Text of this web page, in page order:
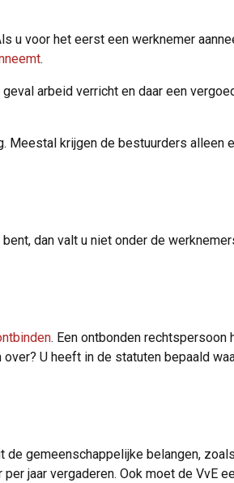
u voor het eerst een werknemer
.
arbeid verricht en daar een
Meestal krijgen de bestuurders alleen
dan valt u niet onder de
. Een ontbonden rechtspersoon
U heeft in de statuten bepaald
gemeenschappelijke belangen,
jaar vergaderen. Ook moet de VvE